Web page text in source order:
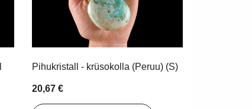
Pihukristall - krüsokolla (Peruu) (S)
20,67 €